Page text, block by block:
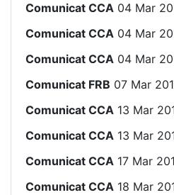
Comunicat CCA 04 Mar
Comunicat CCA 04 Mar
Comunicat CCA 04 Mar
Comunicat FRB 07 Mar
Comunicat CCA 13 Mar
Comunicat CCA 13 Mar
Comunicat CCA 17 Mar
Comunicat CCA 18 Mar